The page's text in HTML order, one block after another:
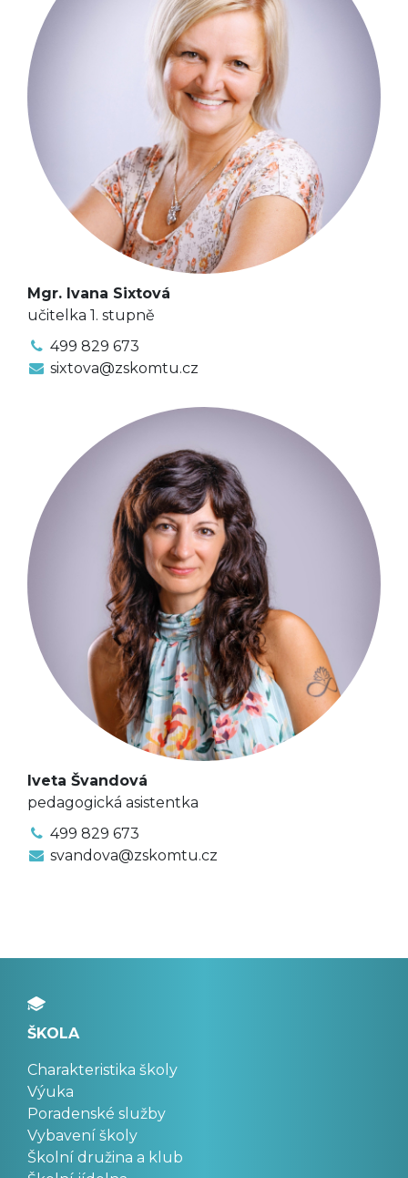
Mgr. Ivana Sixtová
učitelka 1. stupně
499 829 673
sixtova@zskomtu.cz
Iveta Švandová
pedagogická asistentka
499 829 673
svandova@zskomtu.cz
ŠKOLA
Charakteristika školy
Výuka
Poradenské služby
Vybavení školy
Školní družina a klub